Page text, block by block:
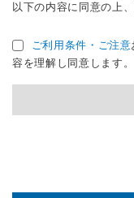
以下の内容に同意の上
ご利用条件・ご注意
容を理解し同意します。